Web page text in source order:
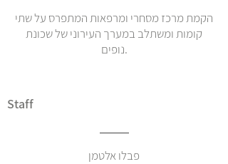
הקמת מרכז מסחרי ומרפאות המתפרס על שתי
קומות ומשתלב במערך העירוני של שכונת
נופים.
Staff
פבלו אלטמן